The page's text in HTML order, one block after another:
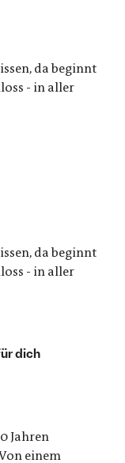
da beginnt
- in aller
da beginnt
- in aller
dich
Jahren
einem